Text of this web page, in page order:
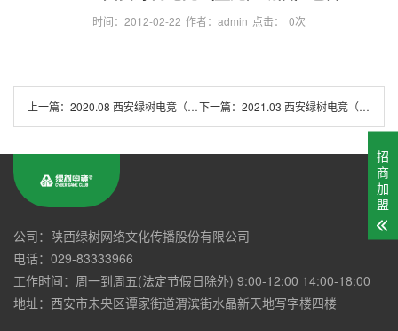
时间：2012-02-22 作者：admin 点击： 0次
上一篇： 2020.08 西安绿树电竞（居然之家店）已开业 下一篇： 2021.03 西安绿树电竞（老城根店）开业
公司：陕西绿树网络文化传播股份有限公司
电话：029-83333966
工作时间：周一到周五(法定节假日除外) 9:00-12:00 14:00-18:00
地址：西安市未央区谭家街道渭滨街水晶新天地写字楼四楼
招
商
加
盟